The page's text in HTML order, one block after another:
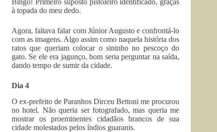
à topada do meu dedo.
Agora, faltava falar com Júnior Augusto e confrontá-lo
com as imagens. Algo assim como naquela história dos
ratos que queriam colocar o sininho no pescoço do
gato. Se ele era jagunço, bom seria perguntar na saída,
dando tempo de sumir da cidade.
Dia 4
O ex-prefeito de Paranhos Dirceu Bettoni me procurou
no hotel. Não queria ser fotografado, mas queria me
mostrar os proeminentes cidadãos brancos de sua
cidade molestados pelos índios guaranis.